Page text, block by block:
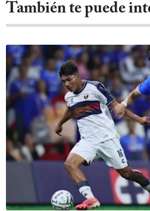
También te puede